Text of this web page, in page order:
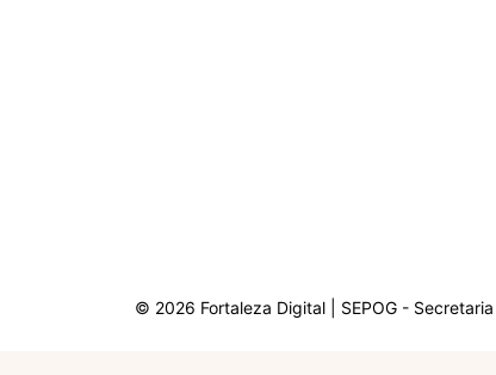
© 2026 Fortaleza Digital | SEPOG -